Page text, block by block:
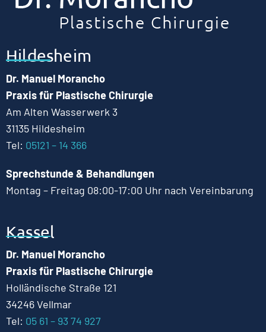
Hildesheim
Dr. Manuel Morancho
Praxis für Plastische Chirurgie
Am Alten Wasserwerk 3
31135 Hildesheim
Tel: 05121 – 14 366
Sprechstunde & Behandlungen
Montag – Freitag 08:00-17:00 Uhr nach Vereinbarung
Kassel
Dr. Manuel Morancho
Praxis für Plastische Chirurgie
Holländische Straße 121
34246 Vellmar
Tel: 05 61 – 93 74 927